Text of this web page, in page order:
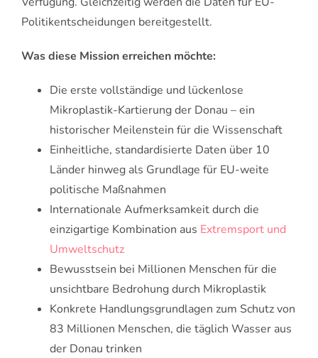
Politikentscheidungen bereitgestellt.
Was diese Mission erreichen möchte:
Die erste vollständige und lückenlose
Mikroplastik-Kartierung der Donau – ein
historischer Meilenstein für die Wissenschaft
Einheitliche, standardisierte Daten über 10
Länder hinweg als Grundlage für EU-weite
politische Maßnahmen
Internationale Aufmerksamkeit durch die
einzigartige Kombination aus Extremsport und
Umweltschutz
Bewusstsein bei Millionen Menschen für die
unsichtbare Bedrohung durch Mikroplastik
Konkrete Handlungsgrundlagen zum Schutz von
83 Millionen Menschen, die täglich Wasser aus
der Donau trinken